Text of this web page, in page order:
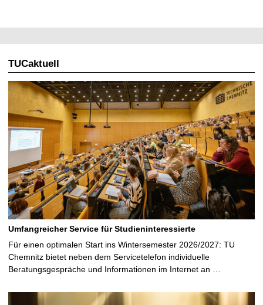
TUCaktuell
Umfangreicher Service für Studieninteressierte
Für einen optimalen Start ins Wintersemester 2026/2027: TU
Chemnitz bietet neben dem Servicetelefon individuelle
Beratungsgespräche und Informationen im Internet an …